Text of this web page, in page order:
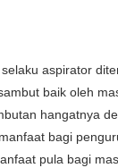
aspirator
baik oleh
hangatnya
bagi
pula bagi